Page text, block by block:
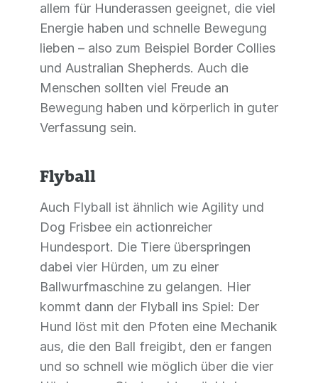
allem für Hunderassen geeignet, die viel
Energie haben und schnelle Bewegung
lieben – also zum Beispiel Border Collies
und Australian Shepherds. Auch die
Menschen sollten viel Freude an
Bewegung haben und körperlich in guter
Verfassung sein.
Flyball
Auch Flyball ist ähnlich wie Agility und
Dog Frisbee ein actionreicher
Hundesport. Die Tiere überspringen
dabei vier Hürden, um zu einer
Ballwurfmaschine zu gelangen. Hier
kommt dann der Flyball ins Spiel: Der
Hund löst mit den Pfoten eine Mechanik
aus, die den Ball freigibt, den er fangen
und so schnell wie möglich über die vier